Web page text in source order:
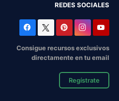
REDES SOCIALES
Consigue recursos exclusivos
directamente en tu email
Regístrate